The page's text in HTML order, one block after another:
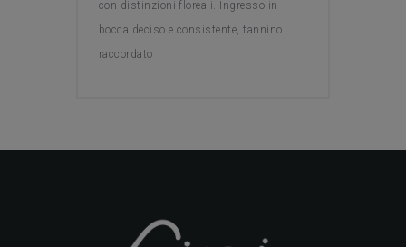
con distinzioni floreali. Ingresso in
bocca deciso e consistente, tannino
raccordato